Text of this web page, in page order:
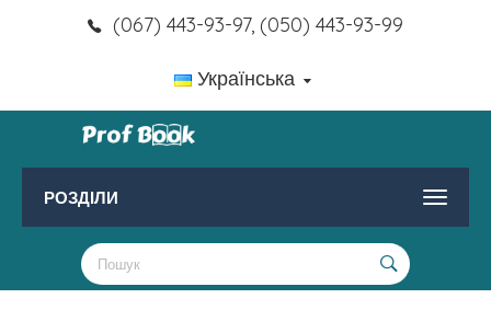
(067) 443-93-97, (050) 443-93-99
Українська
РОЗДІЛИ